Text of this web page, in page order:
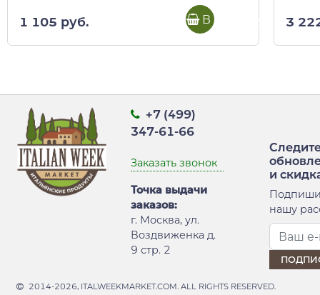
1 105 руб. В корзину 3
+7 (499)
347-61-66
Заказать звонок
Точка выдачи
заказов:
г. Москва, ул.
Воздвиженка д.
9 стр. 2
и
нашу
2014-2026, ITALWEEKMARKET.COM. ALL RIGHTS RESERVED.